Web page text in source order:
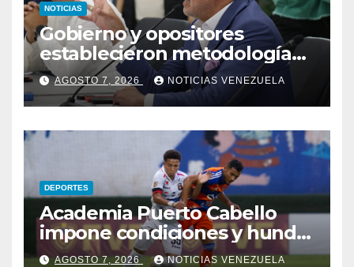
NOTICIAS
Gobierno y opositores
establecieron metodología
para el proceso de diálogo en
Venezuela
AGOSTO 7, 2026 NOTICIAS VENEZUELA
DEPORTES
Academia Puerto Cabello
impone condiciones y hunde
al Caracas FC
AGOSTO 7, 2026 NOTICIAS VENEZUELA